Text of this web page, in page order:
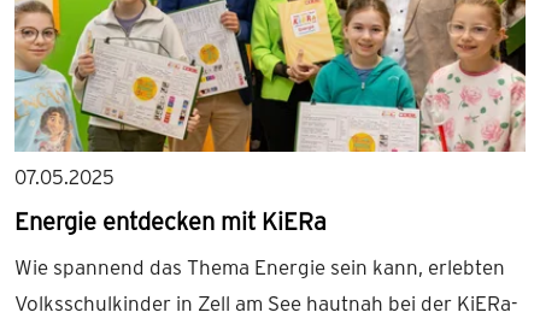
07.05.2025
Energie entdecken mit KiERa
Wie spannend das Thema Energie sein kann, erlebten
Volksschulkinder in Zell am See hautnah bei der KiERa-